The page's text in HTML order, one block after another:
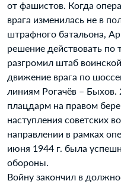
от фашистов. Когда
врага изменилась не в
штрафного батальона,
решение действовать по
разгромил штаб
движение врага по
линиям Рогачёв – Быхов.
плацдарм на правом
наступления советских
направлении в рамках
июня 1944 г. была
обороны.
Войну закончил в